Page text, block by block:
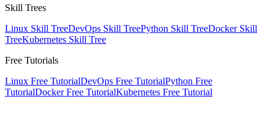
Skill Trees
Linux Skill TreeDevOps Skill TreePython Skill TreeDocker Skill
TreeKubernetes Skill Tree
Free Tutorials
Linux Free TutorialDevOps Free TutorialPython Free
TutorialDocker Free TutorialKubernetes Free Tutorial